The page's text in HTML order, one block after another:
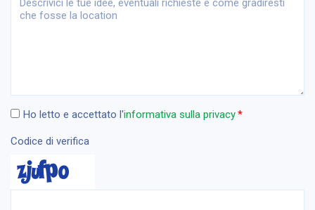
Ho letto e accettato l'informativa sulla privacy
Codice di verifica